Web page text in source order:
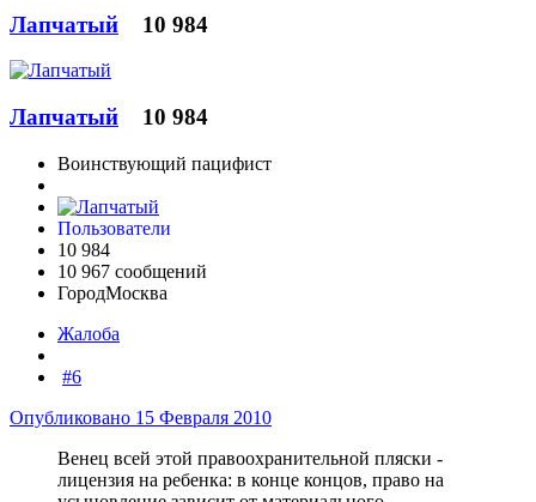
Лапчатый 10 984
Лапчатый 10 984
Воинствующий пацифист
Пользователи
10 984
10 967 сообщений
ГородМосква
Жалоба
#6
Опубликовано 15 Февраля 2010
Венец всей этой правоохранительной пляски -
лицензия на ребенка: в конце концов, право на